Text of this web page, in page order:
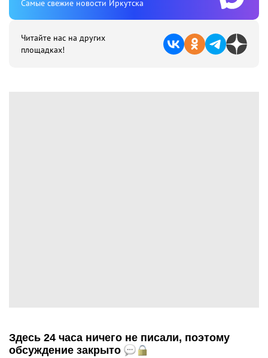
Cамые свежие новости Иркутска
Читайте нас на других
площадках!
Здесь 24 часа ничего не писали, поэтому
обсуждение закрыто